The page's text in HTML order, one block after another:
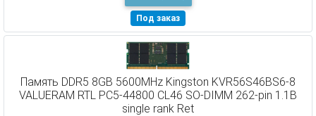
Под заказ
Память DDR5 8GB 5600MHz Kingston KVR56S46BS6-8
VALUERAM RTL PC5-44800 CL46 SO-DIMM 262-pin 1.1В
single rank Ret